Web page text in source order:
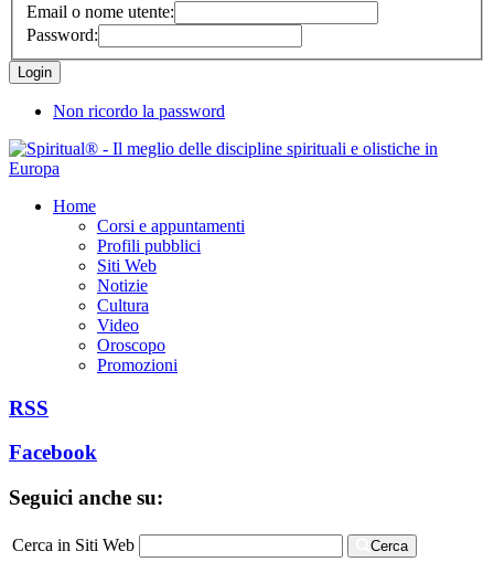
Email o nome utente:
Password:
Non ricordo la password
Home
Corsi e appuntamenti
Profili pubblici
Siti Web
Notizie
Cultura
Video
Oroscopo
Promozioni
RSS
Facebook
Seguici anche su:
Cerca in Siti Web Cerca